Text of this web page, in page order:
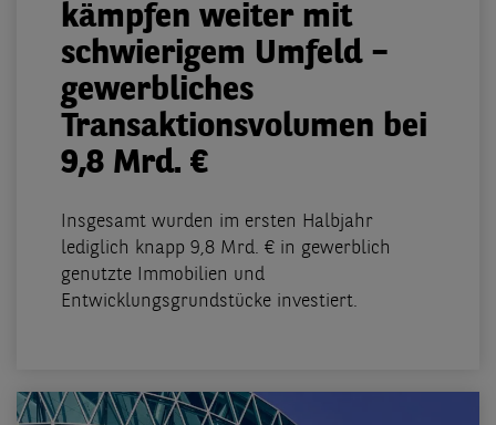
kämpfen weiter mit
schwierigem Umfeld –
gewerbliches
Transaktionsvolumen bei
9,8 Mrd. €
Insgesamt wurden im ersten Halbjahr
lediglich knapp 9,8 Mrd. € in gewerblich
genutzte Immobilien und
Entwicklungsgrundstücke investiert.